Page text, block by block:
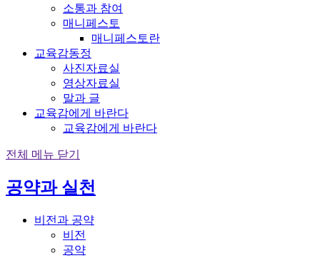
소통과 참여
매니페스토
매니페스토란
교육감동정
사진자료실
영상자료실
말과 글
교육감에게 바란다
교육감에게 바란다
전체 메뉴 닫기
공약과 실천
비전과 공약
비전
공약